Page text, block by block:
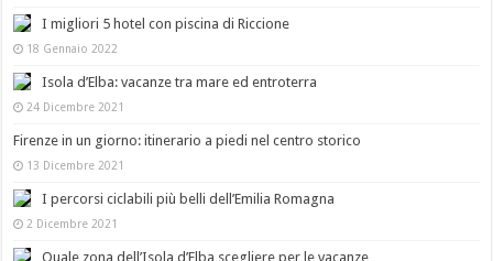
I migliori 5 hotel con piscina di Riccione
18 Gennaio 2022
Isola d’Elba: vacanze tra mare ed entroterra
24 Dicembre 2021
Firenze in un giorno: itinerario a piedi nel centro storico
13 Dicembre 2021
I percorsi ciclabili più belli dell’Emilia Romagna
2 Dicembre 2021
Quale zona dell’Isola d’Elba scegliere per le vacanze